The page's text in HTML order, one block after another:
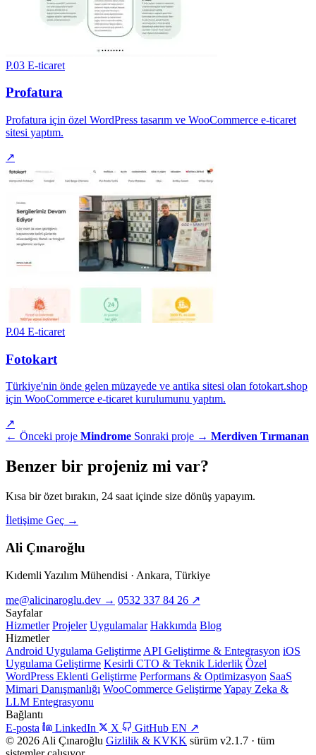
P.03 E-ticaret
Profatura
Profatura için özel WordPress tasarım ve WooCommerce e-ticaret
sitesi yaptım.
↗
P.04 E-ticaret
Fotokart
Türkiye'nin önde gelen müzayede ve antika sitesi olan fotokart.shop
için WooCommerce e-ticaret kurulumunu yaptım.
↗
← Önceki proje Mindrome Sonraki proje → Merdiven Tırmanan
Benzer bir projeniz mi var?
Kısa bir özet bırakın, 24 saat içinde size dönüş yapayım.
İletişime Geç →
Ali Çınaroğlu
Kıdemli Yazılım Mühendisi · Ankara, Türkiye
me@alicinaroglu.dev → 0532 337 84 26 ↗
Sayfalar
Hizmetler Projeler Uygulamalar Hakkımda Blog
Hizmetler
Android Uygulama Geliştirme API Geliştirme & Entegrasyon iOS
Uygulama Geliştirme Kesirli CTO & Teknik Liderlik Özel
WordPress Eklenti Geliştirme Performans & Optimizasyon SaaS
Mimari Danışmanlığı WooCommerce GeliştirmeYapay Zeka &
LLM Entegrasyonu
Bağlantı
E-posta
LinkedIn X GitHub EN ↗
© 2026 Ali Çınaroğlu Gizlilik & KVKK sürüm v2.1.7 · tüm